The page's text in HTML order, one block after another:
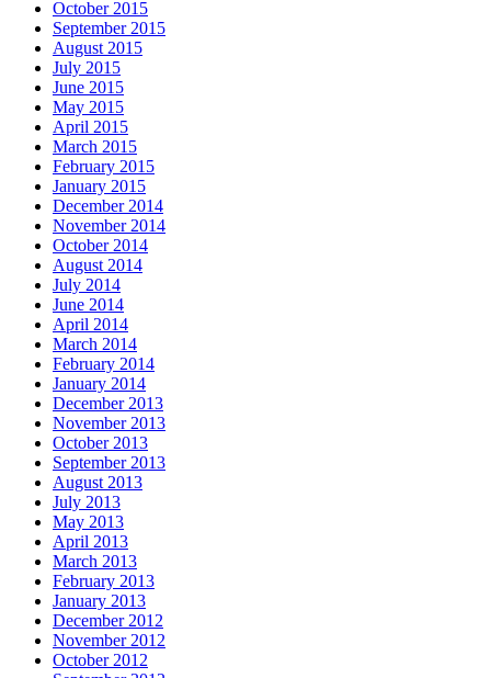
October 2015
September 2015
August 2015
July 2015
June 2015
May 2015
April 2015
March 2015
February 2015
January 2015
December 2014
November 2014
October 2014
August 2014
July 2014
June 2014
April 2014
March 2014
February 2014
January 2014
December 2013
November 2013
October 2013
September 2013
August 2013
July 2013
May 2013
April 2013
March 2013
February 2013
January 2013
December 2012
November 2012
October 2012